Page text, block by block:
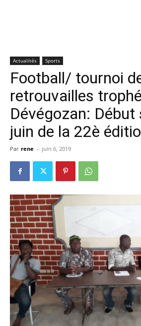
Actualités Sports
Football/ tournoi
retrouvailles
Dévégozan:
juin de la 22è
Par rene - juin 6, 2019